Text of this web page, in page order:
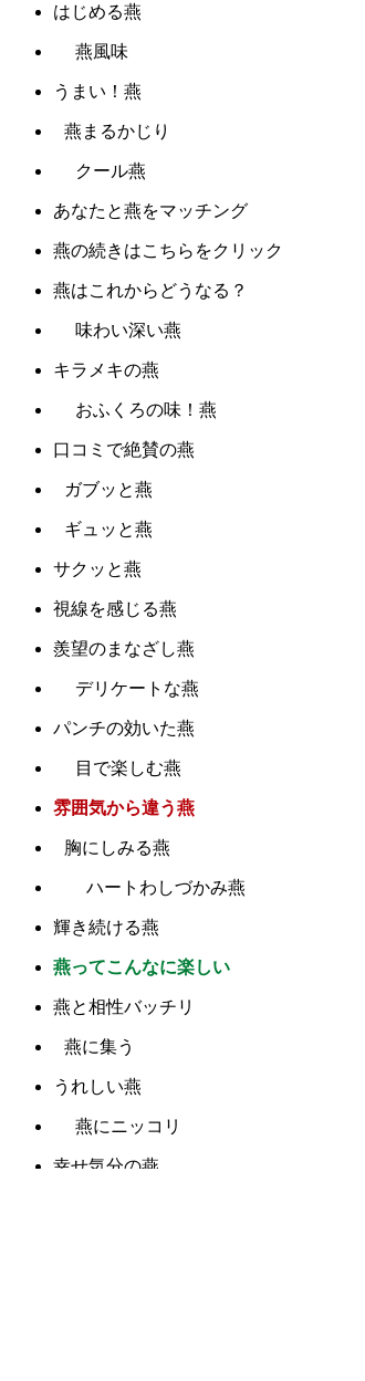
はじめる燕
燕風味
うまい！燕
燕まるかじり
クール燕
あなたと燕をマッチング
燕の続きはこちらをクリック
燕はこれからどうなる？
味わい深い燕
キラメキの燕
おふくろの味！燕
口コミで絶賛の燕
ガブッと燕
ギュッと燕
サクッと燕
視線を感じる燕
羨望のまなざし燕
デリケートな燕
パンチの効いた燕
目で楽しむ燕
雰囲気から違う燕
胸にしみる燕
ハートわしづかみ燕
輝き続ける燕
燕ってこんなに楽しい
燕と相性バッチリ
燕に集う
うれしい燕
燕にニッコリ
幸せ気分の燕